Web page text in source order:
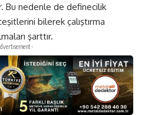
Bu nedenle de definecilik
bilerek çalıştırma
şarttır.
-